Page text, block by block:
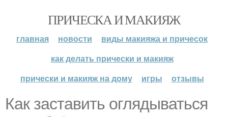
ПРИЧЕСКА И МАКИЯЖ
главная новости
виды макияжа и причесок
как делать прически и макияж
прически и макияж на дому
игры отзывы
Как заставить оглядываться